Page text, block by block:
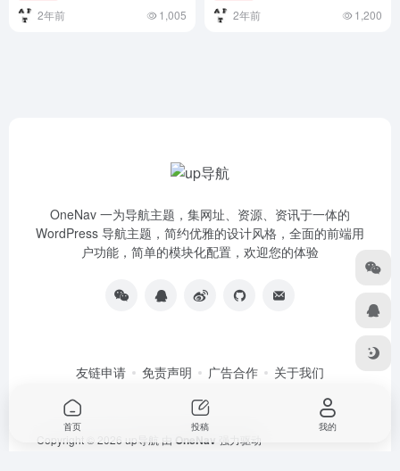
2年前 1,005 2年前 1,200
OneNav 一为导航主题，集网址、资源、资讯于一体的
WordPress 导航主题，简约优雅的设计风格，全面的前端用
户功能，简单的模块化配置，欢迎您的体验
友链申请 免责声明 广告合作 关于我们
Copyright © 2026 up导航 由 OneNav 强力驱动
首页 投稿 我的